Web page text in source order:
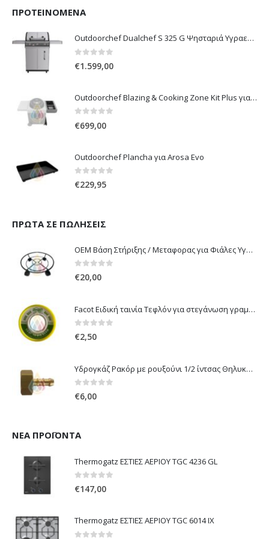
ΠΡΟΤΕΙΝΌΜΕΝΑ
Outdoorchef Dualchef S 325 G Ψησταριά Υγραερίου
€1.599,00
Outdoorchef Blazing & Cooking Zone Kit Plus για Ψησταριά Arosa Evo
€699,00
Outdoorchef Plancha για Arosa Evo
0out of 5
€229,95
ΠΡΏΤΑ ΣΕ ΠΩΛΉΣΕΙΣ
OEM Βάση Στήριξης / Μεταφορας για Φιάλες Υγραερίου 10 kg & 13 kg με ροδάκια
0out of 5
€20,00
Facot Ειδική ταινία Τεφλόν για στεγάνωση γραμμών αερίου 12m
0out of 5
€2,50
Υδρογκάζ Ρακόρ με ρουξούνι 1/2 ίντσας Θηλυκό Δεξιόστροφο για σύνδεση συσκευών με λάστιχο υγραερίου 8mm
0out of 5
€6,00
ΝΈΑ ΠΡΟΪΌΝΤΑ
Thermogatz ΕΣΤΙΕΣ ΑΕΡΙΟΥ TGC 4236 GL
0out of 5
€147,00
Thermogatz ΕΣΤΙΕΣ ΑΕΡΙΟΥ TGC 6014 IX